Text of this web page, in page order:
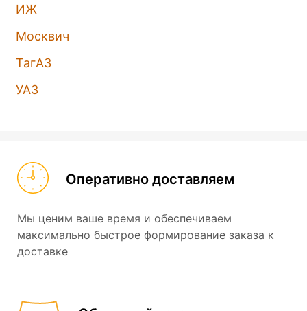
ИЖ
Москвич
ТагАЗ
УАЗ
Оперативно доставляем
Мы ценим ваше время и обеспечиваем
максимально быстрое формирование заказа к
доставке